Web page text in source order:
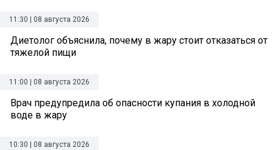
11:30 | 08 августа 2026
Диетолог объяснила, почему в жару стоит отказаться от
тяжелой пищи
11:00 | 08 августа 2026
Врач предупредила об опасности купания в холодной
воде в жару
10:30 | 08 августа 2026